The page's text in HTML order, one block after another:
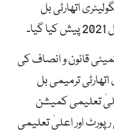
اتھارٹی بل
قانون و انصاف کی
ترمیمی بل
اعلیٰ تعلیمی کمیشن
کی رپورٹ اور اعلیٰ تعلیمی